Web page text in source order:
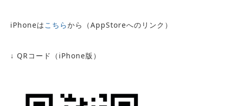
iPhoneは こちらから（AppStoreへのリンク）
↓ QRコード（iPhone版）